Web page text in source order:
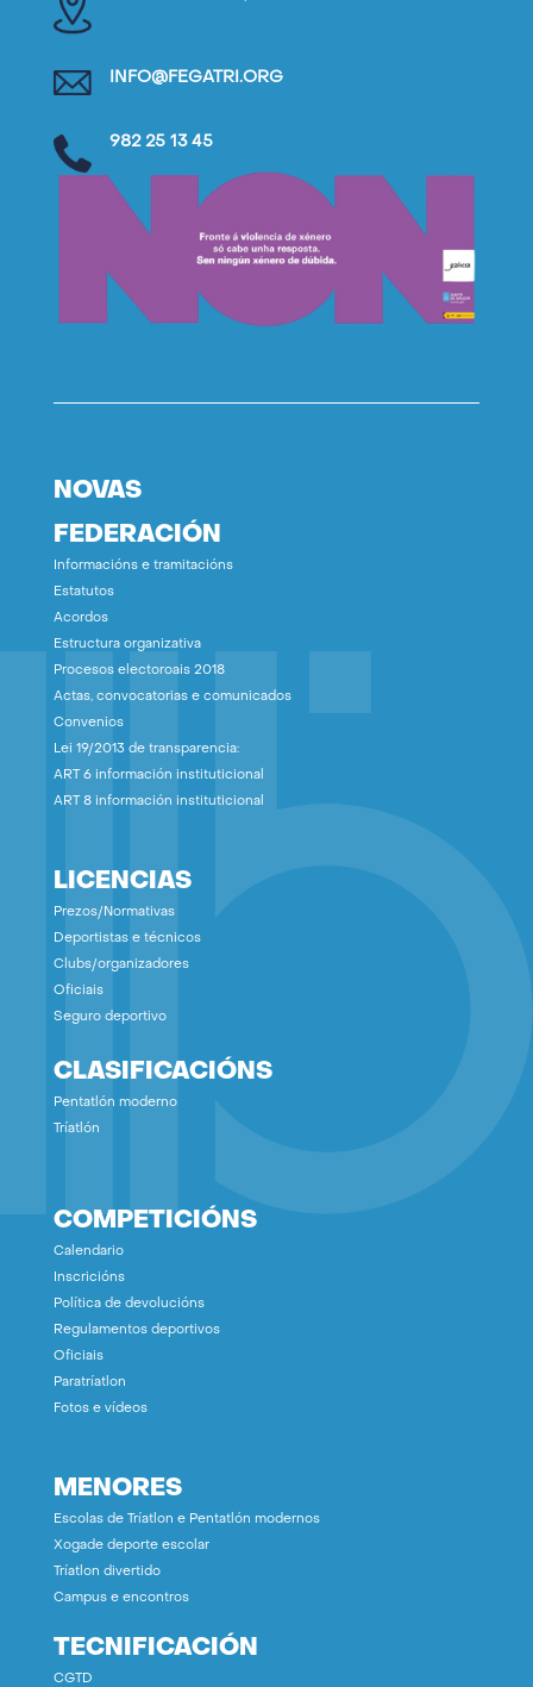
INFO@FEGATRI.ORG
982 25 13 45
NOVAS
FEDERACIÓN
Informacións e tramitacións
Estatutos
Acordos
Estructura organizativa
Procesos electoroais 2018
Actas, convocatorias e comunicados
Convenios
Lei 19/2013 de transparencia:
ART 6 información instituticional
ART 8 información instituticional
LICENCIAS
Prezos/Normativas
Deportistas e técnicos
Clubs/organizadores
Oficiais
Seguro deportivo
CLASIFICACIÓNS
Pentatlón moderno
Tríatlón
COMPETICIÓNS
Calendario
Inscricións
Política de devolucións
Regulamentos deportivos
Oficiais
Paratríatlon
Fotos e vídeos
MENORES
Escolas de Tríatlon e Pentatlón modernos
Xogade deporte escolar
Tríatlon divertido
Campus e encontros
TECNIFICACIÓN
CGTD